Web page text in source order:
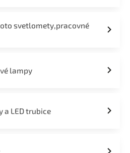
svetlomety,pracovné
lampy
a LED trubice